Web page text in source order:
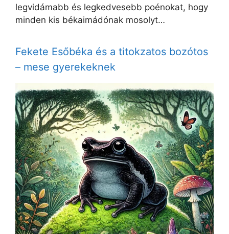
legvidámabb és legkedvesebb poénokat, hogy
minden kis békaimádónak mosolyt…
Fekete Esőbéka és a titokzatos bozótos
– mese gyerekeknek